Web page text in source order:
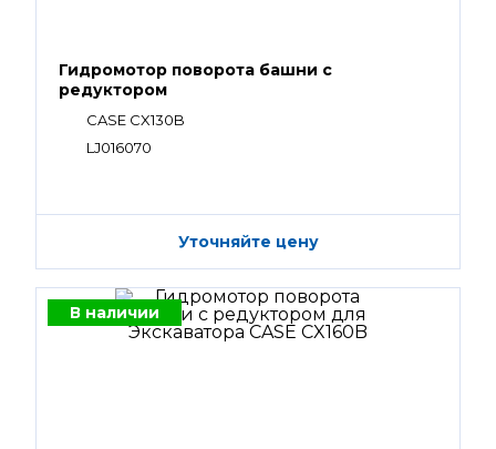
Гидромотор поворота башни с
редуктором
CASE CX130B
LJ016070
Уточняйте цену
В наличии